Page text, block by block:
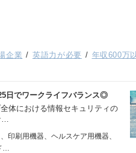
企業 英語力が必要 年収600万
日でワークライフバランス◎
体における情報セキュリティの
印刷用機器、ヘルスケア用機器、
…